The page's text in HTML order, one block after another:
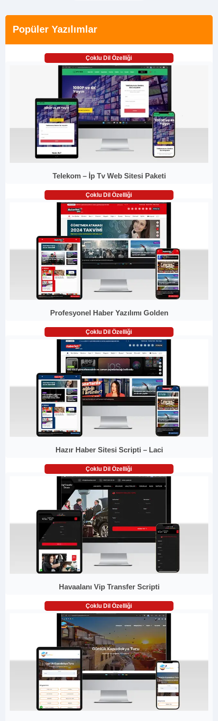
Popüler Yazılımlar
Çoklu Dil Özelliği
Telekom – İp Tv Web Sitesi Paketi
Çoklu Dil Özelliği
Profesyonel Haber Yazılımı Golden
Çoklu Dil Özelliği
Hazır Haber Sitesi Scripti – Laci
Çoklu Dil Özelliği
Havaalanı Vip Transfer Scripti
Çoklu Dil Özelliği